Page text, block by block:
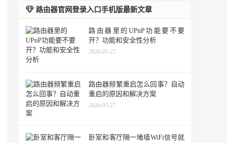
路由器官网登录入口手机版最新文章
路由器里的UPnP功能要不要
开？功能和安全性分析
2026-05-27
路由器频繁重启怎么回事？自动
重启的原因和解决方案
2026-05-27
卧室和客厅隔一堵墙WiFi信号就